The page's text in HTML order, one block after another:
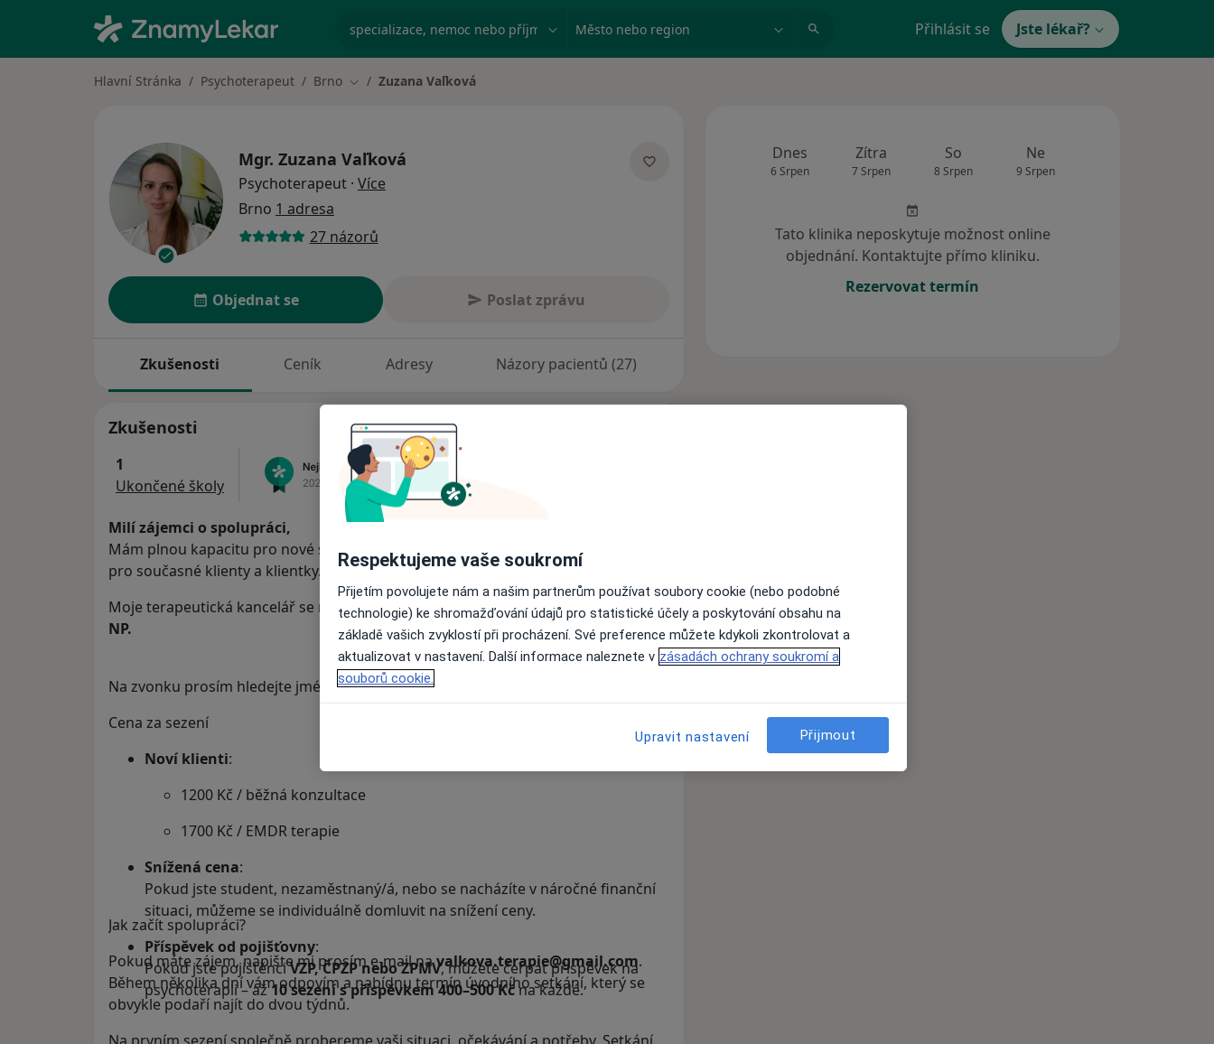
specializace, nemoc nebo příjmení Město nebo region Přihlásit se Jste lékař?
Hlavní Stránka Psychoterapeut Brno Změna města
Zuzana Vaľková
Mgr. Zuzana Vaľková
Psychoterapeut · Více
Brno 1 adresa
27 názorů
Objednat se Poslat zprávu
Zkušenosti Ceník Adresy Názory pacientů (27)
Zkušenosti
1
Ukončené školy
Milí zájemci o spolupráci,
Mám plnou kapacitu pro nové spolupráce. Volné termíny v kalendáři jsou určeny
pro současné klienty a klientky.
Moje terapeutická kancelář se nachází v centru Brna na adreseJezuitská 7/3ve 2.
NP.
Na zvonku prosím hledejte jménoZuzana Vaľková
Cena za sezení
Noví klienti:
1200 Kč / běžná konzultace
1700 Kč / EMDR terapie
Snížená cena:
Pokud jste student, nezaměstnaný/á, nebo se nacházíte v náročné finanční
situaci, můžeme se individuálně domluvit na snížení ceny.
Příspěvek od pojišťovny:
Pokud jste pojištěnciVZP, ČPZP nebo ZPMV, můžete čerpat příspěvek na
psychoterapii – až10 sezení s příspěvkem 400–500 Kčna každé.
Jak začít spolupráci?
Pokud máte zájem, napište mi prosím e-mail navalkova.terapie@gmail.com.
Během několika dní vám odpovím a nabídnu termín úvodního setkání, který se
obvykle podaří najít do dvou týdnů.
Dnes
6 Srpen
Zítra
7 Srpen
So
8 Srpen
Ne
9 Srpen
Tato klinika neposkytuje možnost online
objednání. Kontaktujte přímo kliniku.
Rezervovat termín
Respektujeme vaše soukromí
Přijetím povolujete nám a našim partnerům používat soubory cookie (nebo podobné
technologie) ke shromažďování údajů pro statistické účely a poskytování obsahu na
základě vašich zvyklostí při procházení. Své preference můžete kdykoli zkontrolovat a
aktualizovat v nastavení. Další informace naleznete v zásadách ochrany soukromí a
souborů cookie.
Upravit nastavení Přijmout